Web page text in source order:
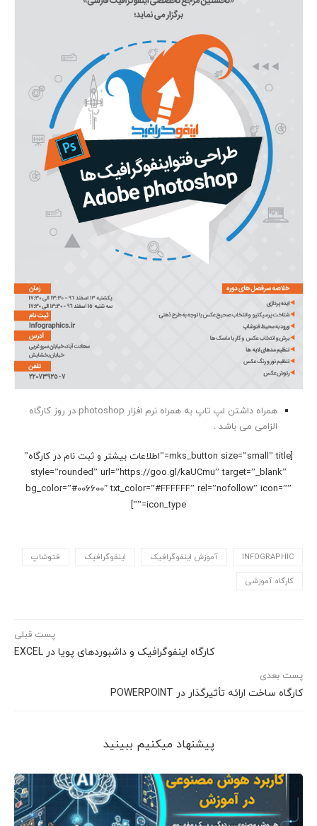
همراه داشتن لپ تاپ به همراه نرم افزار photoshop در روز کارگاه
الزامی می باشد .
[mks_button size=”small” title=”اطلاعات بیشتر و ثبت نام در کارگاه”
style=”rounded” url=”https://goo.gl/kaUCmu” target=”_blank”
bg_color=”#006600″ txt_color=”#FFFFFF” rel=”nofollow” icon=””
icon_type=””]
INFOGRAPHIC آموزش اینفوگرافیک اینفوگرافیک فتوشاپ
کارگاه آموزشی
پست قبلی
کارگاه اینفوگرافیک و داشبوردهای پویا در EXCEL
پست بعدی
کارگاه ساخت ارائه تأثیرگذار در POWERPOINT
پیشنهاد می‎کنیم ببینید